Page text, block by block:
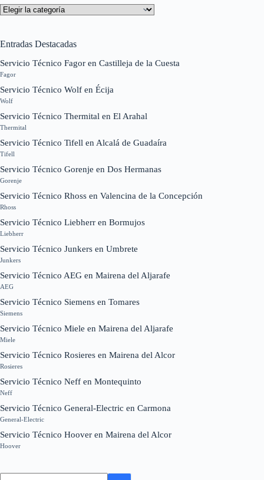
Categorías
Entradas Destacadas
Servicio Técnico Fagor en Castilleja de la Cuesta
Fagor
Servicio Técnico Wolf en Écija
Wolf
Servicio Técnico Thermital en El Arahal
Thermital
Servicio Técnico Tifell en Alcalá de Guadaíra
Tifell
Servicio Técnico Gorenje en Dos Hermanas
Gorenje
Servicio Técnico Rhoss en Valencina de la Concepción
Rhoss
Servicio Técnico Liebherr en Bormujos
Liebherr
Servicio Técnico Junkers en Umbrete
Junkers
Servicio Técnico AEG en Mairena del Aljarafe
AEG
Servicio Técnico Siemens en Tomares
Siemens
Servicio Técnico Miele en Mairena del Aljarafe
Miele
Servicio Técnico Rosieres en Mairena del Alcor
Rosieres
Servicio Técnico Neff en Montequinto
Neff
Servicio Técnico General-Electric en Carmona
General-Electric
Servicio Técnico Hoover en Mairena del Alcor
Hoover